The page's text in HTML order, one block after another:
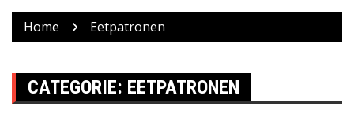
Home Eetpatronen
CATEGORIE: EETPATRONEN